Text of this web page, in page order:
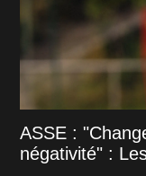
ASSE :
négativité" :